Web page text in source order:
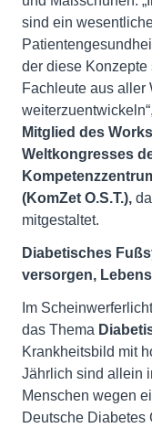
sind ein
der diese Konzepte
Fachleute aus aller
Mitglied des
Weltkongresses
(KomZet O.S.T.),
mitgestaltet.
Diabetisches
versorgen,
Im
das Thema
Krankheitsbild mit
Jährlich sind allein
Menschen wegen
Deutsche Diabetes